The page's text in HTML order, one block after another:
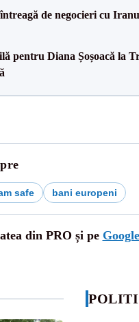
de negocieri cu
pentru Diana Șoșoacă la
safe bani europeni
din PRO și pe